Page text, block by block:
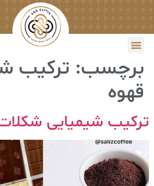
برچسب: ترکیب
قهوه
ترکیب شیمیایی